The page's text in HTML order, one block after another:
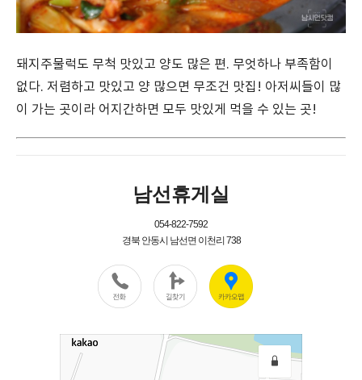
돼지주물럭도 무척 맛있고 양도 많은 편. 무엇하나 부족함이
없다. 저렴하고 맛있고 양 많으면 무조건 맛집! 아저씨들이 많
이 가는 곳이라 어지간하면 모두 맛있게 먹을 수 있는 곳!